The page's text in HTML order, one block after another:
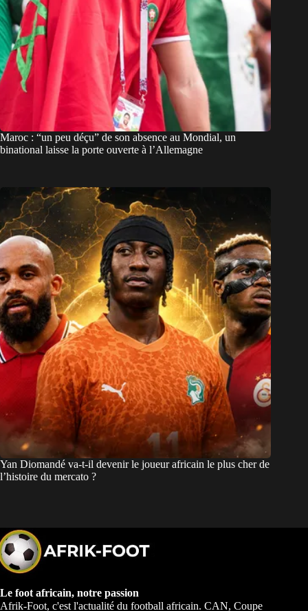
Maroc : “un peu déçu” de son absence au Mondial, un
binational laisse la porte ouverte à l’Allemagne
Yan Diomandé va-t-il devenir le joueur africain le plus cher de
l’histoire du mercato ?
Le foot africain, notre passion
Afrik-Foot, c'est l'actualité du football africain. CAN, Coupe